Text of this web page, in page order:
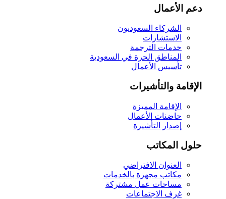
دعم الأعمال
الشركاء السعوديون
الاستشارات
خدمات الترجمة
المناطق الحرة في السعودية
تأسيس الأعمال
الإقامة والتأشيرات
الإقامة المميزة
حاضنات الأعمال
إصدار التأشيرة
حلول المكاتب
العنوان الافتراضي
مكاتب مجهزة بالخدمات
مساحات عمل مشتركة
غرف الاجتماعات